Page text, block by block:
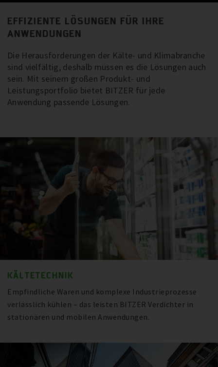
EFFIZIENTE LÖSUNGEN FÜR IHRE
ANWENDUNGEN
Die Herausforderungen der Kälte- und Klimabranche
sind vielfältig, deshalb müssen es die Lösungen auch
sein. Mit seinem großen Produkt- und
Leistungsportfolio bietet BITZER für jede
Anwendung passende Lösungen.
KÄLTETECHNIK
Empfindliche Waren und komplexe Industrieprozesse
verlässlich kühlen – das leisten BITZER Verdichter in
stationären und mobilen Anwendungen.